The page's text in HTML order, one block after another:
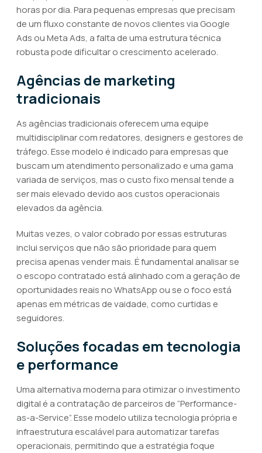
horas por dia. Para pequenas empresas que precisam
de um fluxo constante de novos clientes via Google
Ads ou Meta Ads, a falta de uma estrutura técnica
robusta pode dificultar o crescimento acelerado.
Agências de marketing
tradicionais
As agências tradicionais oferecem uma equipe
multidisciplinar com redatores, designers e gestores de
tráfego. Esse modelo é indicado para empresas que
buscam um atendimento personalizado e uma gama
variada de serviços, mas o custo fixo mensal tende a
ser mais elevado devido aos custos operacionais
elevados da agência.
Muitas vezes, o valor cobrado por essas estruturas
inclui serviços que não são prioridade para quem
precisa apenas vender mais. É fundamental analisar se
o escopo contratado está alinhado com a geração de
oportunidades reais no WhatsApp ou se o foco está
apenas em métricas de vaidade, como curtidas e
seguidores.
Soluções focadas em tecnologia
e performance
Uma alternativa moderna para otimizar o investimento
digital é a contratação de parceiros de “Performance-
as-a-Service”. Esse modelo utiliza tecnologia própria e
infraestrutura escalável para automatizar tarefas
operacionais, permitindo que a estratégia foque